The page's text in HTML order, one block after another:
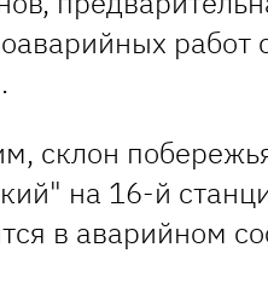
работ
склон
на 16-й
в аварийном